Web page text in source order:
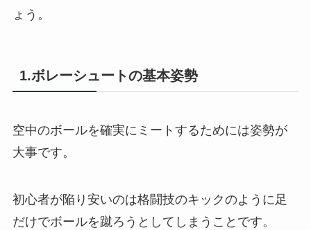
ょう。
1.ボレーシュートの基本姿勢
空中のボールを確実にミートするためには姿勢が
大事です。
初心者が陥り安いのは格闘技のキックのように足
だけでボールを蹴ろうとしてしまうことです。